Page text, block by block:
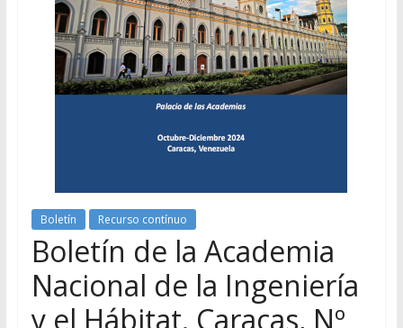
Boletín Recurso contínuo
Boletín de la Academia
Nacional de la Ingeniería
y el Hábitat. Caracas, Nº